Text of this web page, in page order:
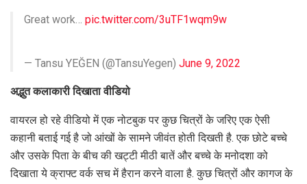
Great work… pic.twitter.com/3uTF1wqm9w
— Tansu YEĞEN (@TansuYegen) June 9, 2022
अद्भुत कलाकारी दिखाता वीडियो
वायरल हो रहे वीडियो में एक नोटबुक पर कुछ चित्रों के जरिए एक ऐसी
कहानी बताई गई है जो आंखों के सामने जीवंत होती दिखती है. एक छोटे बच्चे
और उसके पिता के बीच की खट्टी मीठी बातें और बच्चे के मनोदशा को
दिखाता ये क्राफ्ट वर्क सच में हैरान करने वाला है. कुछ चित्रों और कागज के